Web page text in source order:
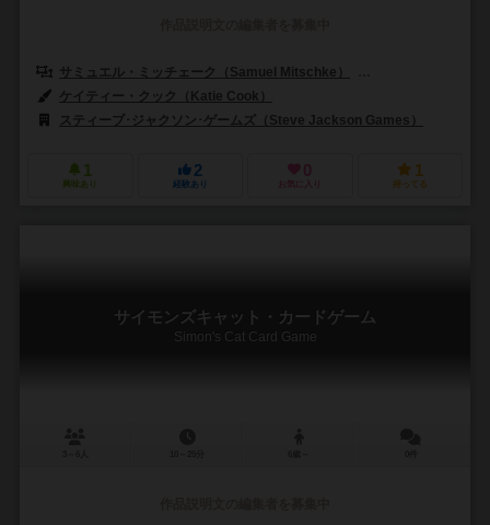
サミュエル・ミッチェーク（Samuel Mitschke）
ケイティー・クック（Katie Cook）
スティーブ･ジャクソン･ゲームズ（Steve Jackson Games）
1
興味あり
2
経験あり
0
お気に入り
1
持ってる
サイモンズキャット・カードゲーム
Simon's Cat Card Game